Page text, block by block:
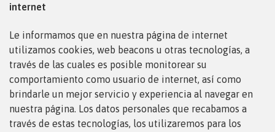
internet
Le informamos que en nuestra página de internet
utilizamos cookies, web beacons u otras tecnologías, a
través de las cuales es posible monitorear su
comportamiento como usuario de internet, así como
brindarle un mejor servicio y experiencia al navegar en
nuestra página. Los datos personales que recabamos a
través de estas tecnologías, los utilizaremos para los